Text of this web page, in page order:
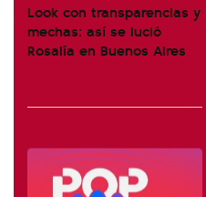
Look con transparencias y
mechas: así se lució
Rosalía en Buenos Aires